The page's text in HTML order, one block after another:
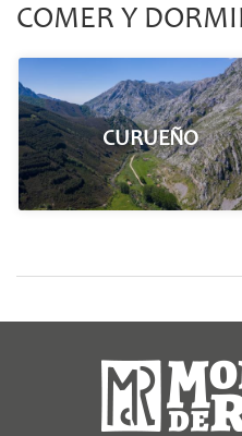
COMER Y
CURUEÑO